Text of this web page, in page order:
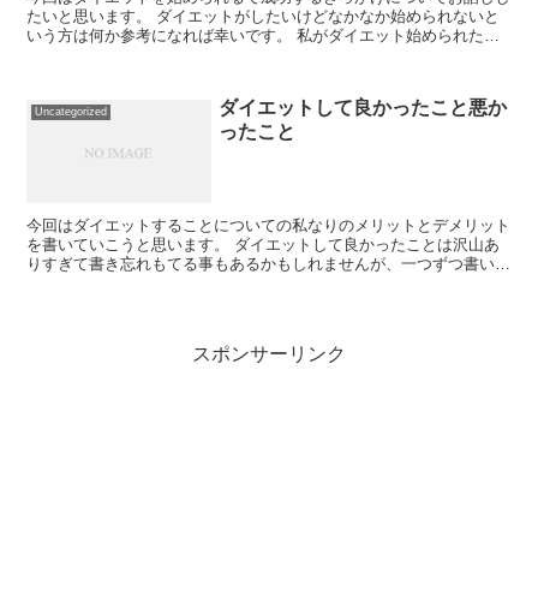
たいと思います。 ダイエットがしたいけどなかなか始められないと
いう方は何か参考になれば幸いです。 私がダイエット始められた大
Uncategorized
ダイエットして良かったこと悪か
ったこと
今回はダイエットすることについての私なりのメリットとデメリット
を書いていこうと思います。 ダイエットして良かったことは沢山あ
りすぎて書き忘れもてる事もあるかもしれませんが、一つずつ書いて
スポンサーリンク